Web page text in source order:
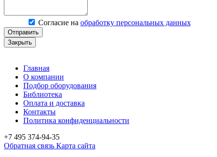
Согласие на обработку персональных данных
Отправить
Закрыть
Главная
О компании
Подбор оборудования
Библиотека
Оплата и доставка
Контакты
Политика конфиденциальности
+7 495 374-94-35
Обратная связь Карта сайта